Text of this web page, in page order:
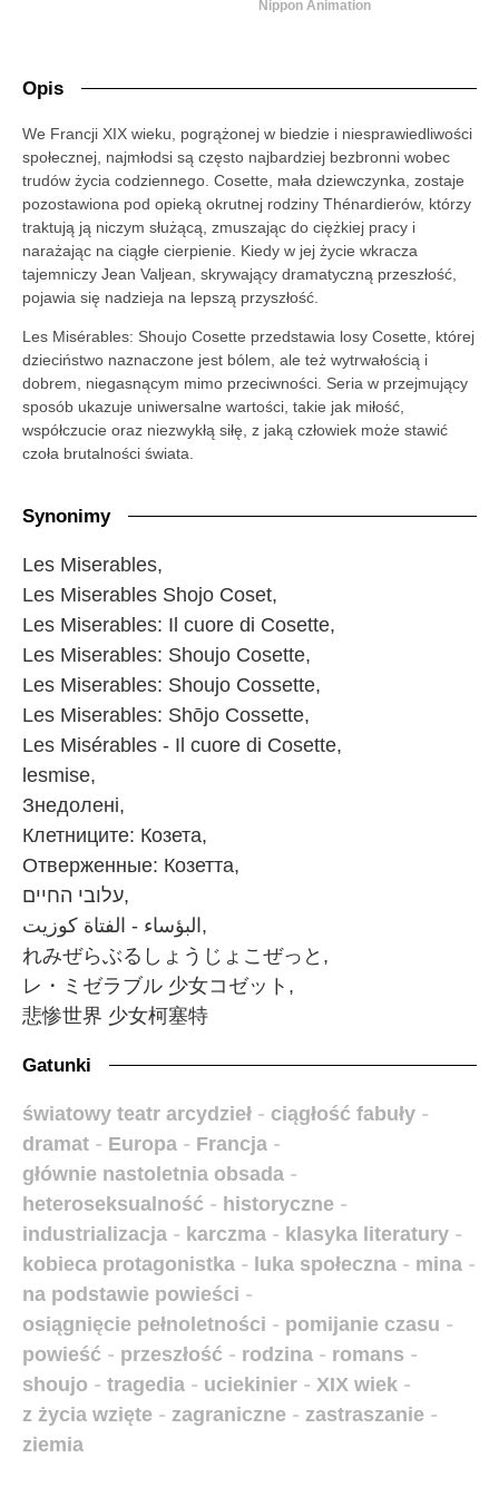
Nippon Animation
Opis
We Francji XIX wieku, pogrążonej w biedzie i niesprawiedliwości
społecznej, najmłodsi są często najbardziej bezbronni wobec
trudów życia codziennego. Cosette, mała dziewczynka, zostaje
pozostawiona pod opieką okrutnej rodziny Thénardierów, którzy
traktują ją niczym służącą, zmuszając do ciężkiej pracy i
narażając na ciągłe cierpienie. Kiedy w jej życie wkracza
tajemniczy Jean Valjean, skrywający dramatyczną przeszłość,
pojawia się nadzieja na lepszą przyszłość.
Les Misérables: Shoujo Cosette przedstawia losy Cosette, której
dzieciństwo naznaczone jest bólem, ale też wytrwałością i
dobrem, niegasnącym mimo przeciwności. Seria w przejmujący
sposób ukazuje uniwersalne wartości, takie jak miłość,
współczucie oraz niezwykłą siłę, z jaką człowiek może stawić
czoła brutalności świata.
Synonimy
Les Miserables,
Les Miserables Shojo Coset,
Les Miserables: Il cuore di Cosette,
Les Miserables: Shoujo Cosette,
Les Miserables: Shoujo Cossette,
Les Miserables: Shōjo Cossette,
Les Misérables - Il cuore di Cosette,
lesmise,
Знедолені,
Клетниците: Козета,
Отверженные: Козетта,
עלובי החיים,
البؤساء - الفتاة كوزيت,
れみぜらぶるしょうじょこぜっと,
レ・ミゼラブル 少女コゼット,
悲惨世界 少女柯塞特
Gatunki
światowy teatr arcydzieł - ciągłość fabuły -
dramat - Europa - Francja -
głównie nastoletnia obsada -
heteroseksualność - historyczne -
industrializacja - karczma - klasyka literatury -
kobieca protagonistka - luka społeczna - mina -
na podstawie powieści -
osiągnięcie pełnoletności - pomijanie czasu -
powieść - przeszłość - rodzina - romans -
shoujo - tragedia - uciekinier - XIX wiek -
z życia wzięte - zagraniczne - zastraszanie -
ziemia